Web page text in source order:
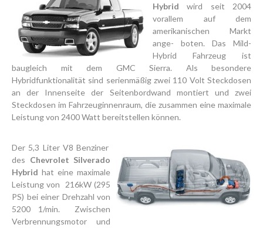
Hybrid wird seit 2004
vorallem auf dem
amerikanischen Markt
ange- boten. Das Mild-
Hybrid Fahrzeug ist
baugleich mit dem GMC Sierra. Als besondere
Hybridfunktionalität sind serienmäßig zwei 110 Volt Steckdosen
an der Innenseite der Seitenbordwand montiert und zwei
Steckdosen im Fahrzeuginnenraum, die zusammen eine maximale
Leistung von 2400 Watt bereitstellen können.
Der 5,3 Liter V8 Benziner
des Chevrolet Silverado
Hybrid hat eine maximale
Leistung von 216kW (295
PS) bei einer Drehzahl von
5200 1/min. Zwischen
Verbrennungsmotor und